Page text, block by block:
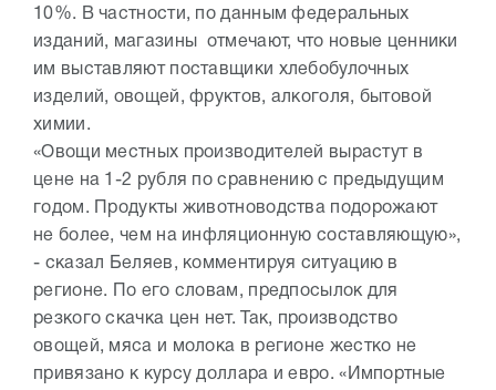
10%. В частности, по данным федеральных
изданий, магазины отмечают, что новые ценники
им выставляют поставщики хлебобулочных
изделий, овощей, фруктов, алкоголя, бытовой
химии.
«Овощи местных производителей вырастут в
цене на 1-2 рубля по сравнению с предыдущим
годом. Продукты животноводства подорожают
не более, чем на инфляционную составляющую»,
- сказал Беляев, комментируя ситуацию в
регионе. По его словам, предпосылок для
резкого скачка цен нет. Так, производство
овощей, мяса и молока в регионе жестко не
привязано к курсу доллара и евро. «Импортные